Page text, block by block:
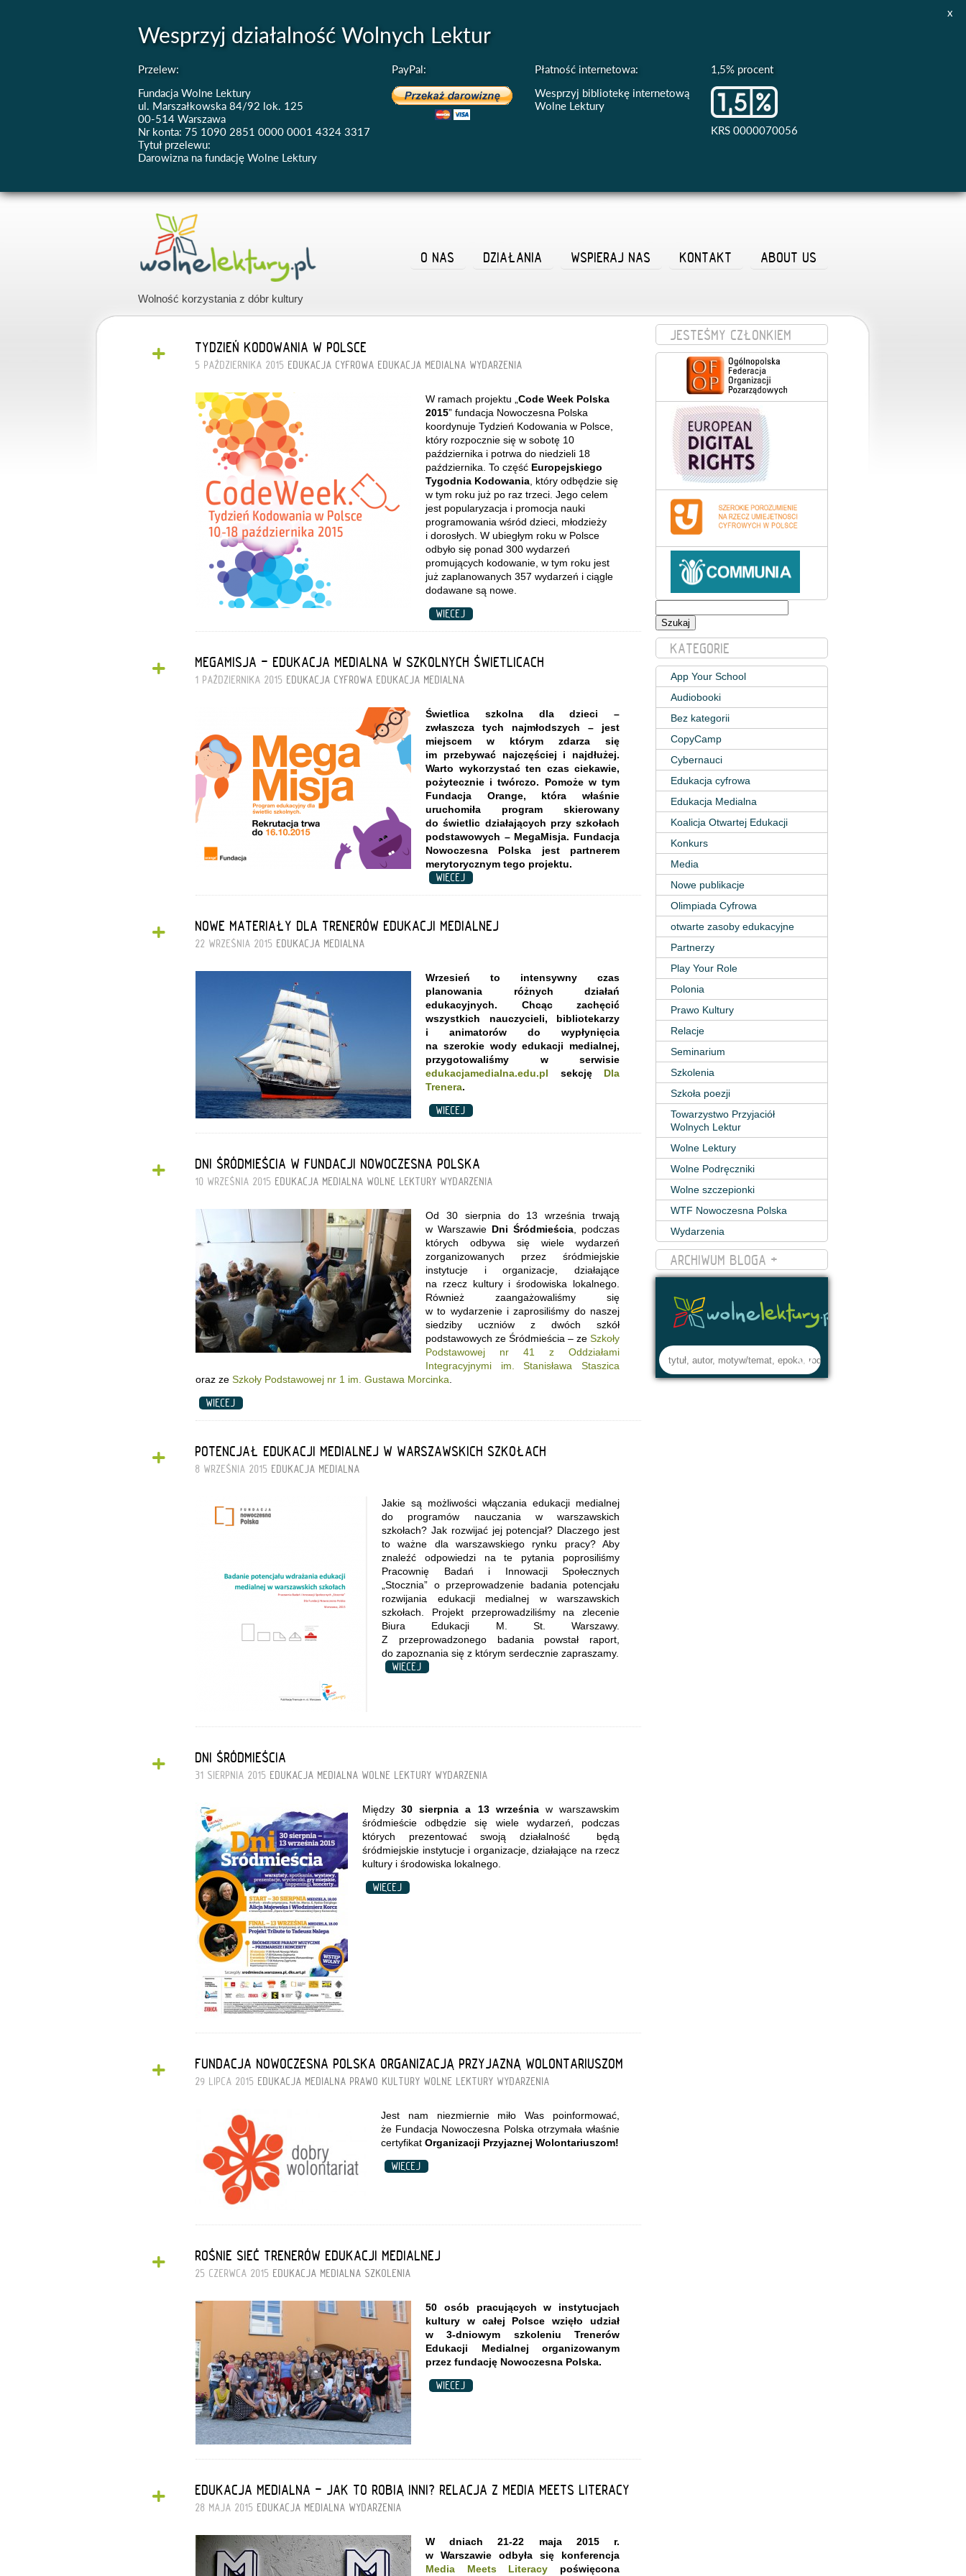
Wesprzyj działalność Wolnych Lektur
Przelew:
Fundacja Wolne Lektury
ul. Marszałkowska 84/92 lok. 125
00-514 Warszawa
Nr konta: 75 1090 2851 0000 0001 4324 3317
Tytuł przelewu:
Darowizna na fundację Wolne Lektury
PayPal:
Płatność internetowa:
Wesprzyj bibliotekę internetową
Wolne Lektury
1,5% procent
KRS 0000070056
x
Wolność korzystania z dóbr kultury
ABOUT US
KONTAKT
WSPIERAJ NAS
DZIAŁANIA
O NAS
+ TYDZIEŃ KODOWANIA W POLSCE
5 PAŹDZIERNIKA 2015 EDUKACJA CYFROWA EDUKACJA MEDIALNA WYDARZENIA
W ramach projektu „ Code Week Polska
2015” fundacja Nowoczesna Polska
koordynuje Tydzień Kodowania w Polsce,
który rozpocznie się w sobotę 10
października i potrwa do niedzieli 18
października. To część Europejskiego
Tygodnia Kodowania , który odbędzie się
w tym roku już po raz trzeci. Jego celem
jest popularyzacja i promocja nauki
programowania wśród dzieci, młodzieży
i dorosłych. W ubiegłym roku w Polsce
odbyło się ponad 300 wydarzeń
promujących kodowanie, w tym roku jest
już zaplanowanych 357 wydarzeń i ciągle
dodawane są nowe.
WIĘCEJ
+ MEGAMISJA - EDUKACJA MEDIALNA W SZKOLNYCH ŚWIETLICACH
1 PAŹDZIERNIKA 2015 EDUKACJA CYFROWA EDUKACJA MEDIALNA
Świetlica szkolna dla dzieci –
zwłaszcza tych najmłodszych – jest
miejscem w którym zdarza się
im przebywać najczęściej i najdłużej.
Warto wykorzystać ten czas ciekawie,
pożytecznie i twórczo.
Pomoże w tym
Fundacja Orange, która właśnie
uruchomiła program skierowany
do świetlic działających przy szkołach
podstawowych – MegaMisja. Fundacja
Nowoczesna Polska jest partnerem
merytorycznym tego projektu.
WIĘCEJ
+ NOWE MATERIAŁY DLA TRENERÓW EDUKACJI MEDIALNEJ
22 WRZEŚNIA 2015 EDUKACJA MEDIALNA
Wrzesień to intensywny czas
planowania różnych działań
edukacyjnych. Chcąc zachęcić
wszystkich nauczycieli, bibliotekarzy
i animatorów do wypłynięcia
na szerokie wody edukacji medialnej,
przygotowaliśmy w serwisie
edukacjamedialna.edu.pl sekcję Dla
Trenera.
WIĘCEJ
+ DNI ŚRÓDMIEŚCIA W FUNDACJI NOWOCZESNA POLSKA
10 WRZEŚNIA 2015 EDUKACJA MEDIALNA WOLNE LEKTURY WYDARZENIA
Od 30 sierpnia do 13 września trwają
w Warszawie Dni Śródmieścia , podczas
których odbywa się wiele wydarzeń
zorganizowanych przez śródmiejskie
instytucje i organizacje, działające
na rzecz kultury i środowiska lokalnego.
Również zaangażowaliśmy się
w to wydarzenie i zaprosiliśmy do naszej
siedziby uczniów z dwóch szkół
podstawowych ze Śródmieścia – ze Szkoły
Podstawowej nr 41 z Oddziałami
Integracyjnymi im. Stanisława Staszica
oraz ze Szkoły Podstawowej nr 1 im. Gustawa Morcinka
WIĘCEJ
+ POTENCJAŁ EDUKACJI MEDIALNEJ W WARSZAWSKICH SZKOŁACH
8 WRZEŚNIA 2015 EDUKACJA MEDIALNA
Jakie są możliwości włączania edukacji medialnej
do programów nauczania w warszawskich
szkołach? Jak rozwijać jej potencjał? Dlaczego jest
to ważne dla warszawskiego rynku pracy? Aby
znaleźć odpowiedzi na te pytania poprosiliśmy
Pracownię Badań i Innowacji Społecznych
„Stocznia” o przeprowadzenie badania potencjału
rozwijania edukacji medialnej w warszawskich
szkołach. Projekt przeprowadziliśmy na zlecenie
Biura Edukacji M. St. Warszawy.
Z przeprowadzonego badania powstał raport,
do zapoznania się z którym serdecznie zapraszamy.
WIĘCEJ
+ DNI ŚRÓDMIEŚCIA
31 SIERPNIA 2015 EDUKACJA MEDIALNA WOLNE LEKTURY WYDARZENIA
Między30 sierpnia a 13 wrześniaw warszawskim
śródmieście odbędzie się wiele wydarzeń, podczas
których prezentować swoją działalność będą
śródmiejskie instytucje i organizacje, działające na rzecz
kultury i środowiska lokalnego.
WIĘCEJ
+ FUNDACJA NOWOCZESNA POLSKA ORGANIZACJĄ PRZYJAZNĄ WOLONTARIUSZOM
29 LIPCA 2015 EDUKACJA MEDIALNA PRAWO KULTURY WOLNE LEKTURY WYDARZENIA
Jest nam niezmiernie miło Was poinformować,
że Fundacja Nowoczesna Polska otrzymała właśnie
certyfikat Organizacji Przyjaznej Wolontariuszom!
WIĘCEJ
+ ROŚNIE SIEĆ TRENERÓW EDUKACJI MEDIALNEJ
25 CZERWCA 2015 EDUKACJA MEDIALNA SZKOLENIA
50 osób pracujących w instytucjach
kultury w całej Polsce wzięło udział
w 3-dniowym szkoleniu Trenerów
Edukacji Medialnej organizowanym
przez fundację Nowoczesna Polska.
WIĘCEJ
+ EDUKACJA MEDIALNA - JAK TO ROBIĄ INNI? RELACJA Z MEDIA MEETS LITERACY
28 MAJA 2015 EDUKACJA MEDIALNA WYDARZENIA
W dniach 21-22 maja 2015 r.
w Warszawie odbyła się konferencja
Media Meets Literacy poświęcona
JESTEŚMY CZŁONKIEM
KATEGORIE
App Your School
Audiobooki
Bez kategorii
CopyCamp
Cybernauci
Edukacja cyfrowa
Edukacja Medialna
Koalicja Otwartej Edukacji
Konkurs
Media
Nowe publikacje
Olimpiada Cyfrowa
otwarte zasoby edukacyjne
Partnerzy
Play Your Role
Polonia
Prawo Kultury
Relacje
Seminarium
Szkolenia
Szkoła poezji
Towarzystwo Przyjaciół
Wolnych Lektur
Wolne Lektury
Wolne Podręczniki
Wolne szczepionki
WTF Nowoczesna Polska
Wydarzenia
ARCHIWUM BLOGA +